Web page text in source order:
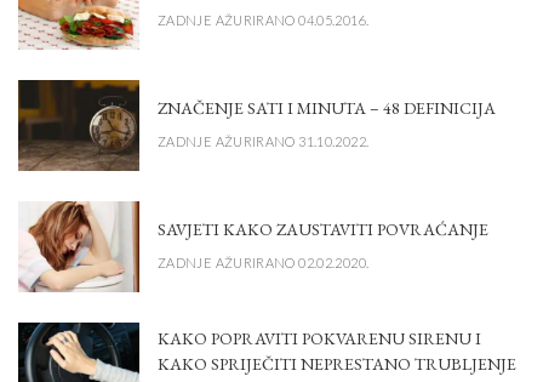
ZADNJE AŽURIRANO 04.05.2016.
ZNAČENJE SATI I MINUTA – 48 DEFINICIJA
ZADNJE AŽURIRANO 31.10.2022.
SAVJETI KAKO ZAUSTAVITI POVRAĆANJE
ZADNJE AŽURIRANO 02.02.2020.
KAKO POPRAVITI POKVARENU SIRENU I
KAKO SPRIJEČITI NEPRESTANO TRUBLJENJE